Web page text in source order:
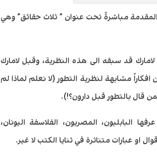
مباشرةً تحت عنوان ” ثلاث حقائق” وهي
قد سبقه الى هذه النظرية، وقبل لامارك
مشابهة لنظرية التطور (لا نعلم لماذا لم
قال بالتطور قبل دارون؟!).
البابليون، المصريون، الفلاسفة اليونان،
او عبارات متناثرة في ثنايا الكتب لا غير.